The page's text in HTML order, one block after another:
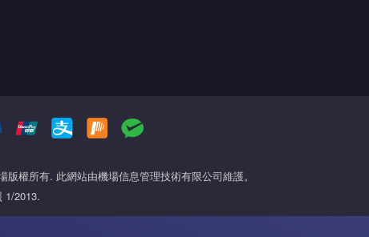
權所有. 此網站由機場信息管理技術有限公司維護。
1/2013.